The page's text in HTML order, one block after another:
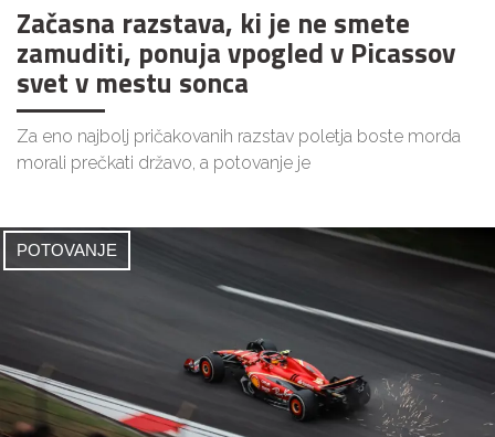
Začasna razstava, ki je ne smete
zamuditi, ponuja vpogled v Picassov
svet v mestu sonca
Za eno najbolj pričakovanih razstav poletja boste morda
morali prečkati državo, a potovanje je
POTOVANJE